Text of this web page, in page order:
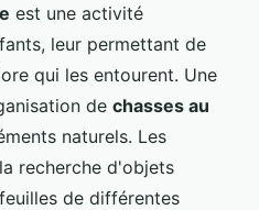
est une activité
leur permettant de
qui les entourent. Une
de chasses au
naturels. Les
recherche d'objets
de différentes